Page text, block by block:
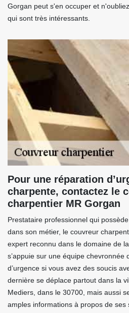
Gorgan peut s'en occuper et
qui sont très intéressants.
Pour une réparation
charpente, contactez le
charpentier MR Gorgan
Prestataire professionnel qui
dans son métier, le couvreur
expert reconnu dans le domaine de
s’appuie sur une équipe chevronnée
d’urgence si vous avez des soucis
dernière se déplace partout dans la
Mediers, dans le 30700, mais aussi
amples informations à propos de ses